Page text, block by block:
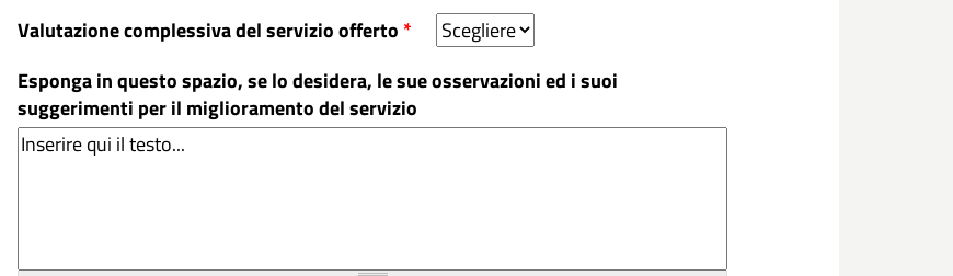
Valutazione complessiva del servizio offerto *
Esponga in questo spazio, se lo desidera, le sue osservazioni ed i suoi
suggerimenti per il miglioramento del servizio